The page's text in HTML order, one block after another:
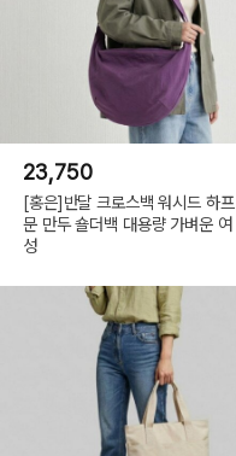
23,750
[홍은]반달 크로스백 워시드 하프
문 만두 숄더백 대용량 가벼운 여
성